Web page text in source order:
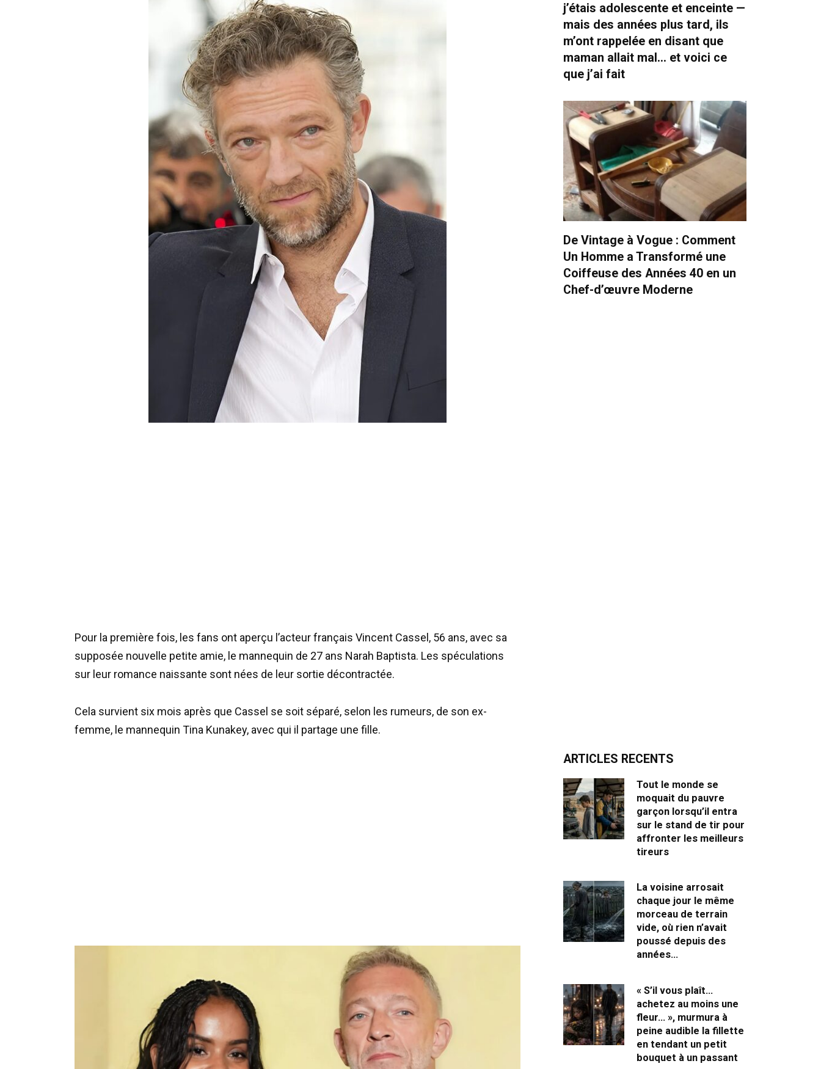
Pour la première fois, les fans ont aperçu l’acteur français Vincent Cassel, 56 ans, avec sa
supposée nouvelle petite amie, le mannequin de 27 ans Narah Baptista. Les spéculations
sur leur romance naissante sont nées de leur sortie décontractée.
Cela survient six mois après que Cassel se soit séparé, selon les rumeurs, de son ex-
femme, le mannequin Tina Kunakey, avec qui il partage une fille.
j’étais adolescente et enceinte —
mais des années plus tard, ils
m’ont rappelée en disant que
maman allait mal… et voici ce
que j’ai fait
De Vintage à Vogue : Comment
Un Homme a Transformé une
Coiffeuse des Années 40 en un
Chef-d’œuvre Moderne
ARTICLES RECENTS
Tout le monde se
moquait du pauvre
garçon lorsqu’il entra
sur le stand de tir pour
affronter les meilleurs
tireurs
La voisine arrosait
chaque jour le même
morceau de terrain
vide, où rien n’avait
poussé depuis des
années…
« S’il vous plaît…
achetez au moins une
fleur… », murmura à
peine audible la fillette
en tendant un petit
bouquet à un passant